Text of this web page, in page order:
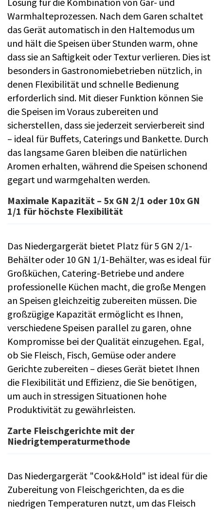
Warmhalteprozessen. Nach dem Garen schaltet
das Gerät automatisch in den Haltemodus um
und hält die Speisen über Stunden warm, ohne
dass sie an Saftigkeit oder Textur verlieren. Dies ist
besonders in Gastronomiebetrieben nützlich, in
denen Flexibilität und schnelle Bedienung
erforderlich sind. Mit dieser Funktion können Sie
die Speisen im Voraus zubereiten und
sicherstellen, dass sie jederzeit servierbereit sind
– ideal für Buffets, Caterings und Bankette. Durch
das langsame Garen bleiben die natürlichen
Aromen erhalten, während die Speisen schonend
gegart und warmgehalten werden.
Maximale Kapazität – 5x GN 2/1 oder 10x GN
1/1 für höchste Flexibilität
Das Niedergargerät bietet Platz für 5 GN 2/1-
Behälter oder 10 GN 1/1-Behälter, was es ideal für
Großküchen, Catering-Betriebe und andere
professionelle Küchen macht, die große Mengen
an Speisen gleichzeitig zubereiten müssen. Die
großzügige Kapazität ermöglicht es Ihnen,
verschiedene Speisen parallel zu garen, ohne
Kompromisse bei der Qualität einzugehen. Egal,
ob Sie Fleisch, Fisch, Gemüse oder andere
Gerichte zubereiten – dieses Gerät bietet Ihnen
die Flexibilität und Effizienz, die Sie benötigen,
um auch in stressigen Situationen hohe
Produktivität zu gewährleisten.
Zarte Fleischgerichte mit der
Niedrigtemperaturmethode
Das Niedergargerät "Cook&Hold" ist ideal für die
Zubereitung von Fleischgerichten, da es die
niedrigen Temperaturen nutzt, um das Fleisch